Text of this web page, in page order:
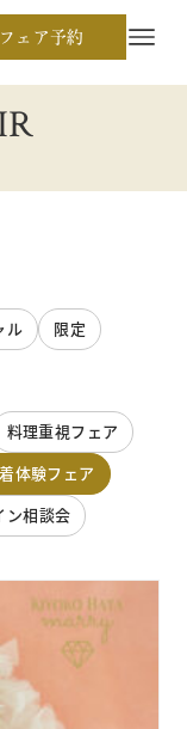
フェア予約
ル
限定
料理重視フェア
体験フェア
ン相談会